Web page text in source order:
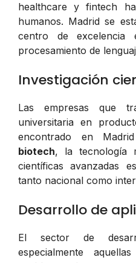
healthcare y fintech
humanos. Madrid se
centro de excelencia
procesamiento de
Investigación
Las empresas que
universitaria en
encontrado en
biotech, la tecnología
científicas avanzadas
tanto nacional como
Desarrollo de
El sector de
especialmente